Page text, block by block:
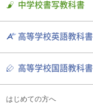
中学校書写教科書
高等学校英語教科書
高等学校国語教科書
はじめての方へ